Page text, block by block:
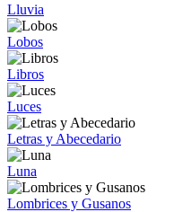
Lluvia
Lobos
Libros
Luces
Letras y Abecedario
Luna
Lombrices y Gusanos